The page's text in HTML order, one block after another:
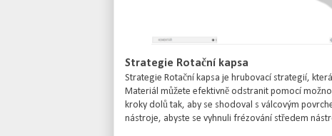
Strategie Rotační kapsa
Strategie Rotační kapsa je hrubovací strategií,
Materiál můžete efektivně odstranit pomocí
kroky dolů tak, aby se shodoval s válcovým
nástroje, abyste se vyhnuli frézování středem